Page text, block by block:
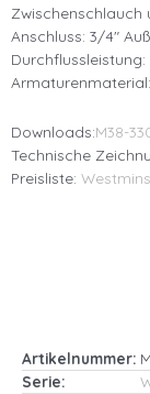
Zwischenschlauch
Anschluss: 3/4″
Downloads:M38-
Technische
Preisliste:
Artikelnummer:
Serie: